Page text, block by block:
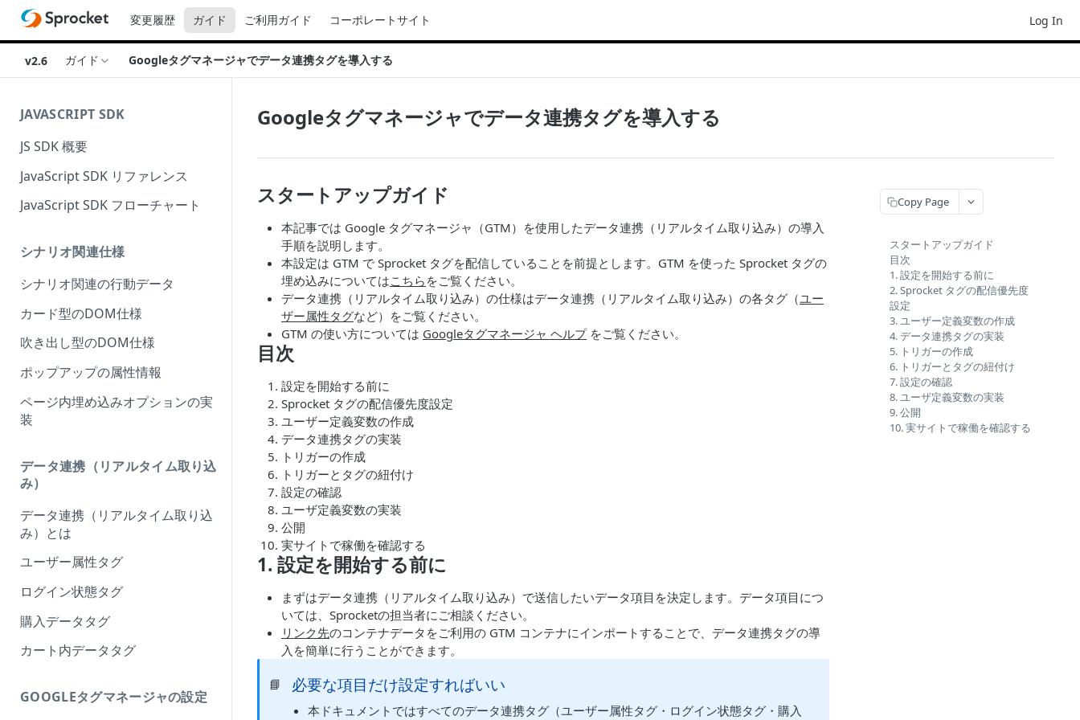
変更履歴 ガイド ご利用ガイド コーポレートサイト Log In
v2.6 ガイド Googleタグマネージャでデータ連携タグを導入する
JAVASCRIPT SDK
JS SDK 概要
JavaScript SDK リファレンス
JavaScript SDK フローチャート
シナリオ関連仕様
シナリオ関連の行動データ
カード型のDOM仕様
吹き出し型のDOM仕様
ポップアップの属性情報
ページ内埋め込みオプションの実
装
データ連携（リアルタイム取り込
み）
データ連携（リアルタイム取り込
み）とは
ユーザー属性タグ
ログイン状態タグ
購入データタグ
カート内データタグ
GOOGLEタグマネージャの設定
Googleタグマネージャでデータ連携タグを導入する
スタートアップガイド
本記事では Google タグマネージャ（GTM）を使用したデータ連携（リアルタイム取り込み）の導入
手順を説明します。
本設定は GTM で Sprocket タグを配信していることを前提とします。GTM を使った Sprocket タグの
埋め込みについてはこちら をご覧ください。
データ連携（リアルタイム取り込み）の仕様はデータ連携（リアルタイム取り込み）の各タグ（ユー
ザー属性タグなど）をご覧ください。
GTM の使い方については Googleタグマネージャ ヘルプをご覧ください。
目次
設定を開始する前に
Sprocket タグの配信優先度設定
ユーザー定義変数の作成
データ連携タグの実装
トリガーの作成
トリガーとタグの紐付け
設定の確認
ユーザ定義変数の実装
公開
実サイトで稼働を確認する
1. 設定を開始する前に
まずはデータ連携（リアルタイム取り込み）で送信したいデータ項目を決定します。データ項目につ
いては、Sprocketの担当者にご相談ください。
リンク先のコンテナデータをご利用の GTM コンテナにインポートすることで、データ連携タグの導
入を簡単に行うことができます。
📘 必要な項目だけ設定すればいい
本ドキュメントではすべてのデータ連携タグ（ユーザー属性タグ・ログイン状態タグ・購入
Copy Page
スタートアップガイド
目次
1. 設定を開始する前に
2. Sprocket タグの配信優先度
設定
3. ユーザー定義変数の作成
4. データ連携タグの実装
5. トリガーの作成
6. トリガーとタグの紐付け
7. 設定の確認
8. ユーザ定義変数の実装
9. 公開
10. 実サイトで稼働を確認する